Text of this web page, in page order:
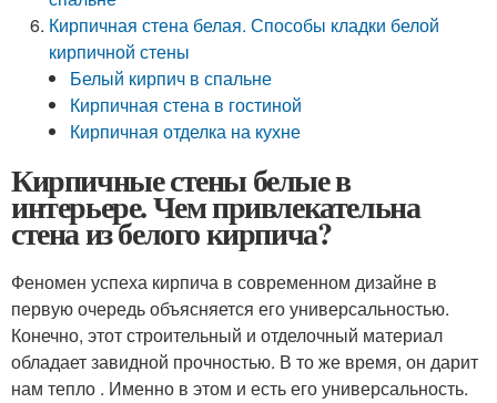
Кирпичная стена белая. Способы кладки белой
кирпичной стены
Белый кирпич в спальне
Кирпичная стена в гостиной
Кирпичная отделка на кухне
Кирпичные стены белые в
интерьере. Чем привлекательна
стена из белого кирпича?
Феномен успеха кирпича в современном дизайне в
первую очередь объясняется его универсальностью.
Конечно, этот строительный и отделочный материал
обладает завидной прочностью. В то же время, он дарит
нам тепло . Именно в этом и есть его универсальность.